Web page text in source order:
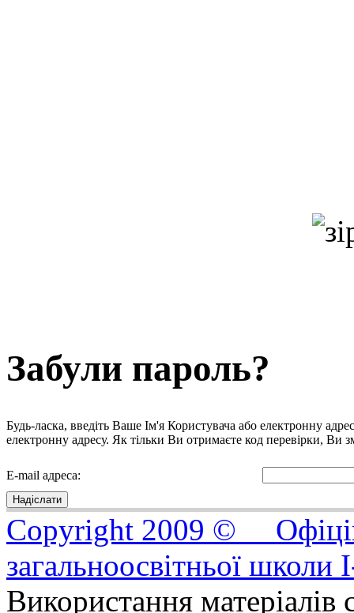
Забули пароль?
Будь-ласка, введіть Ваше Ім'я Користувача або електронну
електронну адресу. Як тільки Ви отримаєте код перевірки,
E-mail адреса:
Надіслати
Copyright 2009 ©
загальноосвітньої
Використання матеріалів